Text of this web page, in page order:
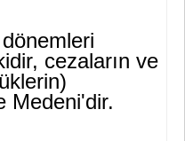
cezala­rın ve
Medeni'dir.